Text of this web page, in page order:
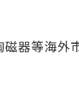
器等海外